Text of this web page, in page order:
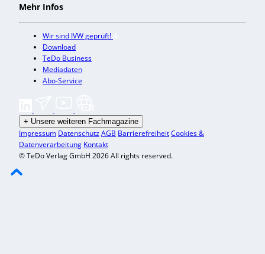
Mehr Infos
Wir sind IVW geprüft!
Download
TeDo Business
Mediadaten
Abo-Service
+ Unsere weiteren Fachmagazine
Impressum DatenschutzAGB BarrierefreiheitCookies &
Datenverarbeitung Kontakt
© TeDo Verlag GmbH 2026 All rights reserved.